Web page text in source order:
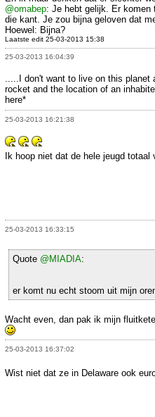
@omabep: Je hebt gelijk. Er komen
die kant. Je zou bijna geloven dat
Hoewel: Bijna?
Laatste edit 25-03-2013 15:38
25-03-2013 16:04:39
.....I don't want to live on this planet
rocket and the location of an
here*
25-03-2013 16:21:38
Ik hoop niet dat de hele jeugd totaal
25-03-2013 16:33:15
Quote @MIADIA:
er komt nu echt stoom uit mijn
Wacht even, dan pak ik mijn
25-03-2013 16:37:02
Wist niet dat ze in Delaware ook